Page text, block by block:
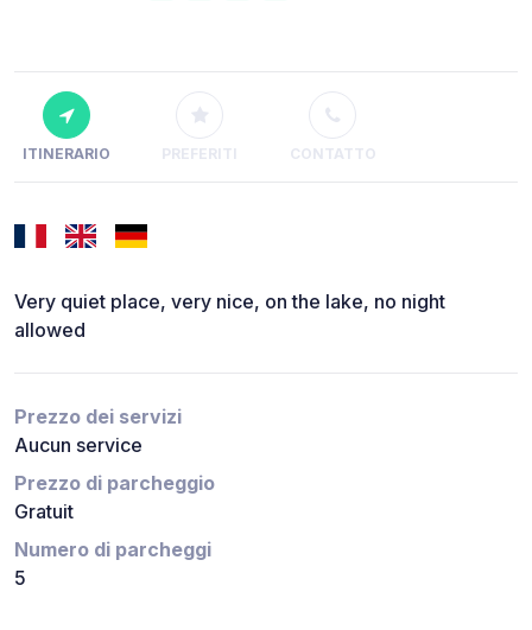
ITINERARIO PREFERITI CONTATTO
Very quiet place, very nice, on the lake, no night
allowed
Prezzo dei servizi
Aucun service
Prezzo di parcheggio
Gratuit
Numero di parcheggi
5